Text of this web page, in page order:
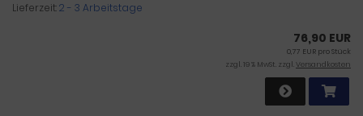
Lieferzeit:2 - 3 Arbeitstage
76,90 EUR
0,77 EUR pro Stück
zzgl. 19 % MwSt. zzgl.Versandkosten